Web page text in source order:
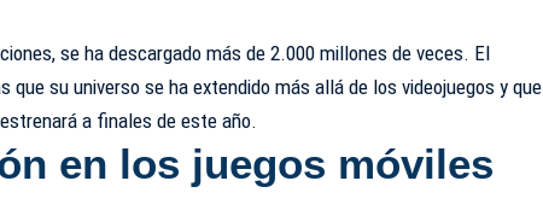
se ha descargado más de 2.000 millones de veces. El
que su universo se ha extendido más allá de los videojuegos y que
a finales de este año.
en los juegos móviles